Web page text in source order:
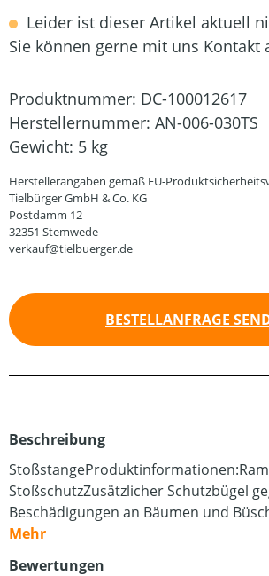
Leider ist dieser Artikel aktuell
Sie können gerne mit uns Kontakt
Produktnummer: DC-100012617
Herstellernummer: AN-006-030TS
Gewicht: 5 kg
Herstellerangaben gemäß EU-
Tielbürger GmbH & Co. KG
Postdamm 12
32351 Stemwede
verkauf@tielbuerger.de
BESTELLANFRAGE
Beschreibung
StoßschutzZusätzlicher Schutzbügel
Beschädigungen an Bäumen und
Mehr
Bewertungen